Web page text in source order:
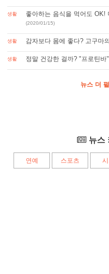
생활 좋아하는 음식을 먹어도
(2020/01/15)
생활 감자보다 몸에 좋다? 고구마
생활 정말 건강한 걸까? "프로틴바
뉴스 더
뉴스
연예 스포츠